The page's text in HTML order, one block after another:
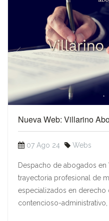
Nueva Web: Villarino
07 Ago 24 Webs
Despacho de abogados en
trayectoria profesional de
especializados en derecho
contencioso-administrativo,